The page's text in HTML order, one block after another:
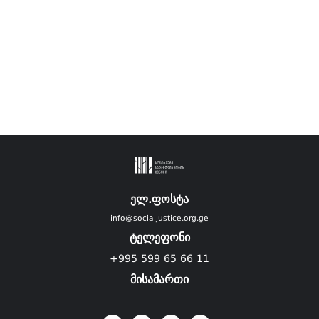
ელ.ფოსტა
info@socialjustice.org.ge
ტელეფონი
+995 599 65 66 11
მისამართი